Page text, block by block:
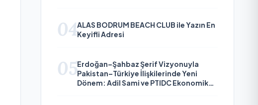
04ALAS BODRUM BEACH CLUB ile Yazın En
Keyifli Adresi
05Erdoğan–Şahbaz Şerif Vizyonuyla
Pakistan–Türkiye İlişkilerinde Yeni
Dönem: Adil Sami ve PTIDC Ekonomik